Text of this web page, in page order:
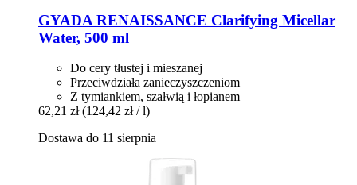
GYADA RENAISSANCE Clarifying Micellar
Water, 500 ml
Do cery tłustej i mieszanej
Przeciwdziała zanieczyszczeniom
Z tymiankiem, szałwią i łopianem
62,21 zł (124,42 zł / l)
Dostawa do 11 sierpnia